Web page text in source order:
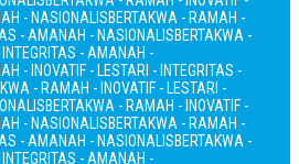
- NASIONALISBERTAKWA - RAMAH -
- AMANAH - NASIONALISBERTAKWA -
- AMANAH -
- INOVATIF - LESTARI - INTEGRITAS -
- RAMAH - INOVATIF - LESTARI -
BERTAKWA - RAMAH - INOVATIF -
- NASIONALISBERTAKWA - RAMAH -
- AMANAH - NASIONALISBERTAKWA -
- AMANAH -